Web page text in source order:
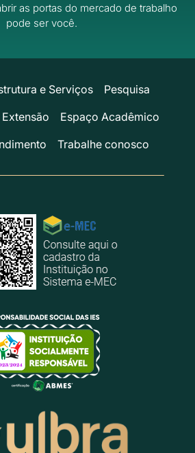
as portas do mercado de trabalho
pode ser você.
e Serviços
Pesquisa
Extensão
Espaço Acadêmico
Trabalhe conosco